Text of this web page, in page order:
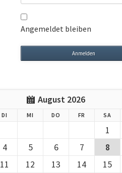
Angemeldet bleiben
August 2026
DIENSTAG
MITTWOCH
DO NNERSTAG
FR SA
1
4 5 6 7 8
11 12 13 14 15